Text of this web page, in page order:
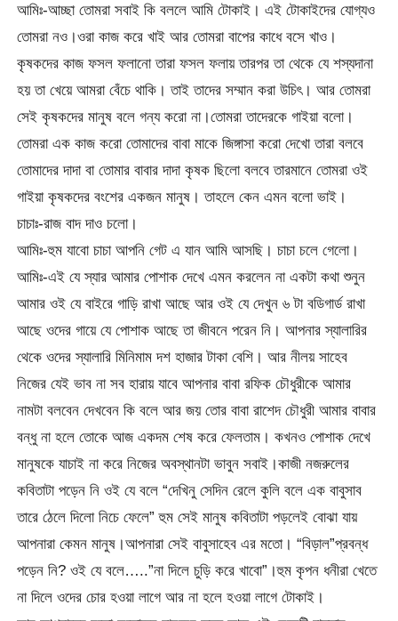
আমিঃ-আচ্ছা তোমরা সবাই কি বললে আমি টোকাই। এই টোকাইদের যোগ্যও
তোমরা নও।ওরা কাজ করে খাই আর তোমরা বাপের কাধে বসে খাও।
কৃষকদের কাজ ফসল ফলানো তারা ফসল ফলায় তারপর তা থেকে যে শস্যদানা
হয় তা খেয়ে আমরা বেঁচে থাকি। তাই তাদের সম্মান করা উচিৎ। আর তোমরা
সেই কৃষকদের মানুষ বলে গন্য করো না।তোমরা তাদেরকে গাইয়া বলো।
তোমরা এক কাজ করো তোমাদের বাবা মাকে জিঙ্গাসা করো দেখো তারা বলবে
তোমাদের দাদা বা তোমার বাবার দাদা কৃষক ছিলো বলবে তারমানে তোমরা ওই
গাইয়া কৃষকদের বংশের একজন মানুষ। তাহলে কেন এমন বলো ভাই।
চাচাঃ-রাজ বাদ দাও চলো।
আমিঃ-হুম যাবো চাচা আপনি গেট এ যান আমি আসছি। চাচা চলে গেলো।
আমিঃ-এই যে স্যার আমার পোশাক দেখে এমন করলেন না একটা কথা শুনুন
আমার ওই যে বাইরে গাড়ি রাখা আছে আর ওই যে দেখুন ৬ টা বডিগার্ড রাখা
আছে ওদের গায়ে যে পোশাক আছে তা জীবনে পরেন নি। আপনার স্যালারির
থেকে ওদের স্যালারি মিনিমাম দশ হাজার টাকা বেশি। আর নীলয় সাহেব
নিজের যেই ভাব না সব হারায় যাবে আপনার বাবা রফিক চৌধুরীকে আমার
নামটা বলবেন দেখবেন কি বলে আর জয় তোর বাবা রাশেদ চৌধুরী আমার বাবার
বন্ধু না হলে তোকে আজ একদম শেষ করে ফেলতাম। কখনও পোশাক দেখে
মানুষকে যাচাই না করে নিজের অবস্থানটা ভাবুন সবাই।কাজী নজরুলের
কবিতাটা পড়েন নি ওই যে বলে “দেখিনু সেদিন রেলে কুলি বলে এক বাবুসাব
তারে ঠেলে দিলো নিচে ফেলে” হুম সেই মানুষ কবিতাটা পড়লেই বোঝা যায়
আপনারা কেমন মানুষ।আপনারা সেই বাবুসাহেব এর মতো। “বিড়াল”প্রবন্ধ
পড়েন নি? ওই যে বলে…..”না দিলে চুড়ি করে খাবো”।হুম কৃপন ধনীরা খেতে
না দিলে ওদের চোর হওয়া লাগে আর না হলে হওয়া লাগে টোকাই।